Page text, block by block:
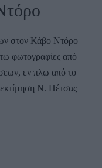
στον Κάβο Ντόρο
φωτογραφίες από
εν πλω από το
Ν. Πέτσας